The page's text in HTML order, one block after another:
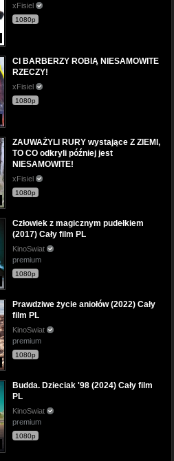
xFisiel
1080p
CI BARBERZY ROBIĄ NIESAMOWITE
RZECZY!
xFisiel
1080p
ZAUWAŻYLI RURY wystające Z ZIEMI,
TO CO odkryli później jest
NIESAMOWITE!
xFisiel
1080p
Człowiek z magicznym pudełkiem
(2017) Cały film PL
KinoSwiat
premium
1080p
Prawdziwe życie aniołów (2022) Cały
film PL
KinoSwiat
premium
1080p
Budda. Dzieciak '98 (2024) Cały film
PL
KinoSwiat
premium
1080p